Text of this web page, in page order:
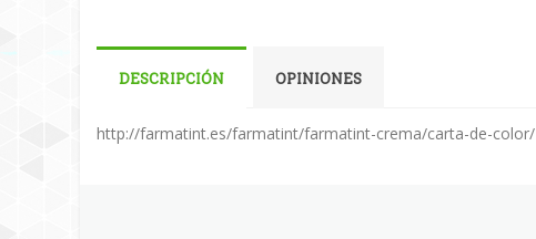
DESCRIPCIÓN OPINIONES
http://farmatint.es/farmatint/farmatint-crema/carta-de-color/